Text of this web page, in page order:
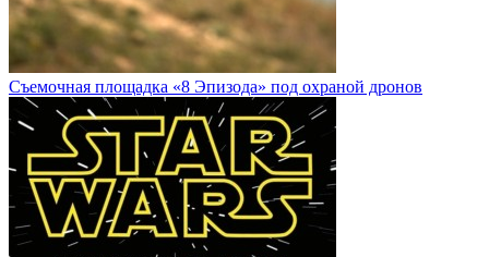
Cъемочная площадка «8 Эпизода» под охраной дронов